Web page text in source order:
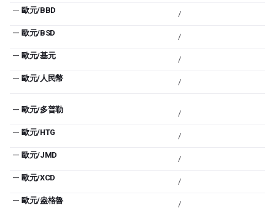
— 歐元/BBD /
— 歐元/BSD /
— 歐元/基元 /
— 歐元/人民幣 /
— 歐元/多普勒 /
— 歐元/HTG /
— 歐元/JMD /
— 歐元/XCD /
— 歐元/盎格魯 /